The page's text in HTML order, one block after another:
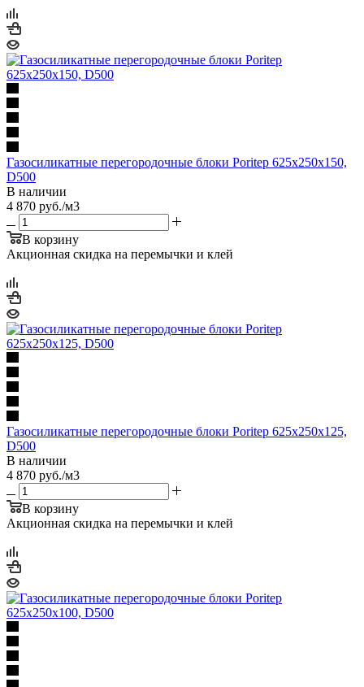
Газосиликатные перегородочные блоки Poritep 625х250х150,
D500
В наличии
4 870 руб./м3
В корзину
Акционная скидка на перемычки и клей
Газосиликатные перегородочные блоки Poritep 625х250х125,
D500
В наличии
4 870 руб./м3
В корзину
Акционная скидка на перемычки и клей